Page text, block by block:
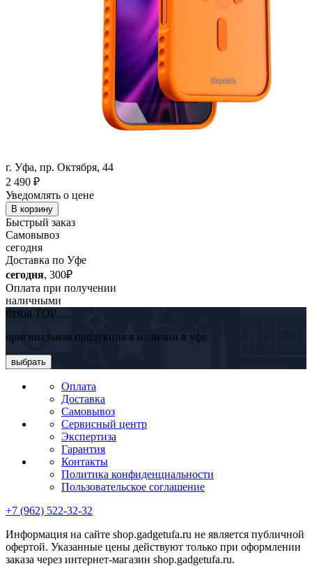
г. Уфа, пр. Октября, 44
2 490 ₽
Уведомлять о цене
В корзину
Быстрый заказ
Самовывоз
сегодня
Доставка по Уфе
сегодня, 300₽
Оплата при получении
наличными
dyson TOP
оригинальная продукция в наличии в уфе
выбрать
Оплата
Доставка
Самовывоз
Сервисный центр
Экспертиза
Гарантия
Контакты
Политика конфиденциальности
Пользовательское соглашение
+7 (962) 522-32-32
Информация на сайте shop.gadgetufa.ru не является публичной
офертой. Указанные цены действуют только при оформлении
заказа через интернет-магазин shop.gadgetufa.ru.